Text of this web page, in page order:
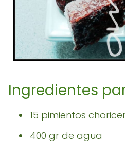
Ingredientes
15 pimientos
400 gr de agua